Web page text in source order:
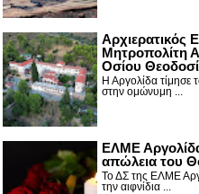
Αρχιερατικός
Μητροπολίτη
Οσίου
Η Αργολίδα τίμησε
στην ομώνυμη ...
ΕΛΜΕ
απώλεια του
Το ΔΣ της ΕΛΜΕ
την αιφνίδια ...